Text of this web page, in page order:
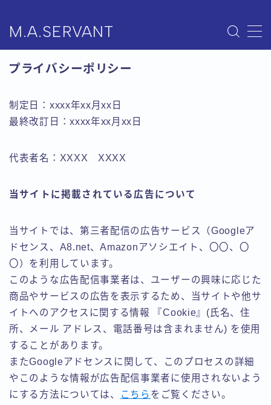
M.A.SERVANT
BOOTHで購入
プライバシーポリシー
制定日：xxxx年xx月xx日
最終改訂日：xxxx年xx月xx日
代表者名：XXXX XXXX
当サイトに掲載されている広告について
当サイトでは、第三者配信の広告サービス（Googleア
ドセンス、A8.net、Amazonアソシエイト、〇〇、〇
〇）を利用しています。
このような広告配信事業者は、ユーザーの興味に応じた
商品やサービスの広告を表示するため、当サイトや他サ
イトへのアクセスに関する情報 『Cookie』(氏名、住
所、メール アドレス、電話番号は含まれません) を使用
することがあります。
またGoogleアドセンスに関して、このプロセスの詳細
やこのような情報が広告配信事業者に使用されないよう
にする方法については、
こちら をご覧ください。